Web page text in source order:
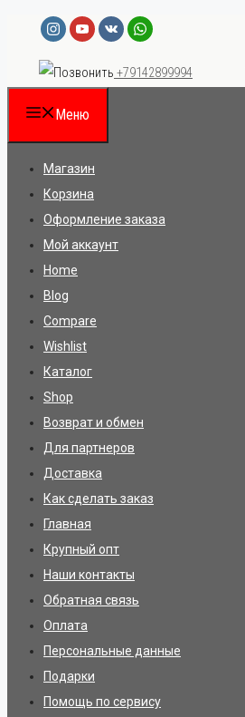
Перейти
содержимому
+79142899994
Меню
Магазин
Корзина
Оформление заказа
Мой аккаунт
Home
Blog
Compare
Wishlist
Каталог
Shop
Возврат и обмен
Для партнеров
Доставка
Как сделать заказ
Главная
Крупный опт
Наши контакты
Обратная связь
Оплата
Персональные данные
Подарки
Помощь по сервису